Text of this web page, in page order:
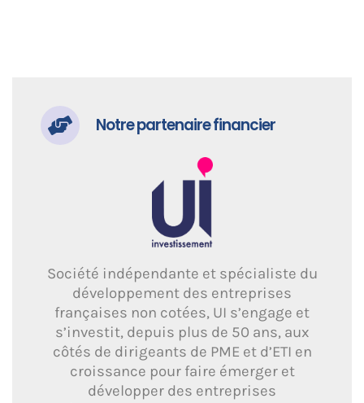
Notre partenaire financier
Société indépendante et spécialiste du
développement des entreprises
françaises non cotées, UI s’engage et
s’investit, depuis plus de 50 ans, aux
côtés de dirigeants de PME et d’ETI en
croissance pour faire émerger et
développer des entreprises